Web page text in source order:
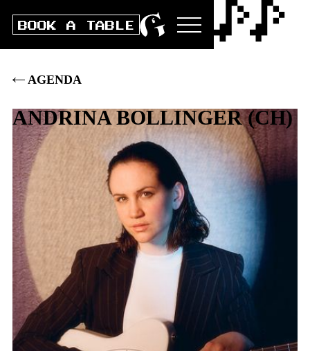
BOOK A TABLE
AGENDA
ANDRINA BOLLINGER(CH)
Do NOV
2022
DOORS
20:00 CLUB 21:00 |AK28.–
25